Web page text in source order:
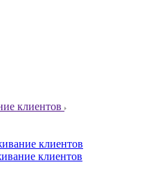
клиентов
клиентов
клиентов